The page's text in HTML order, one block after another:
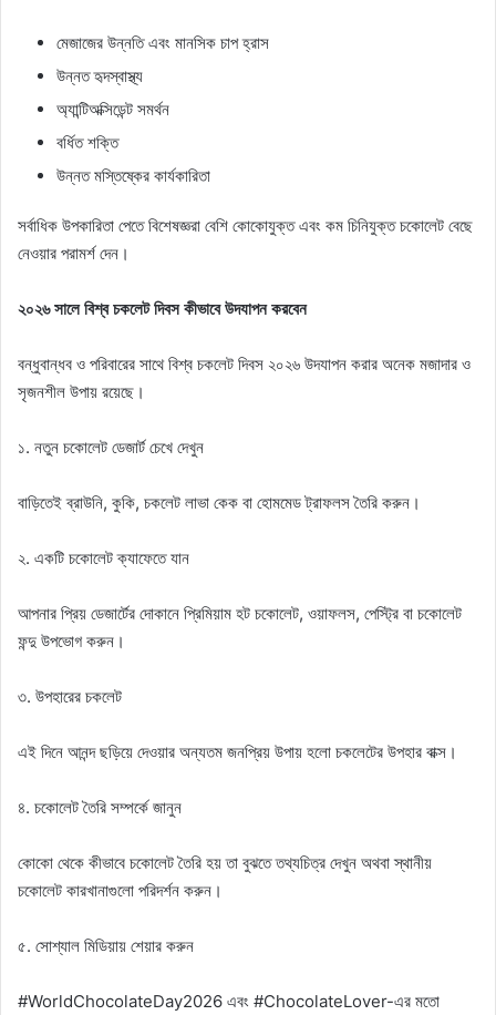
মেজাজের উন্নতি এবং মানসিক চাপ হ্রাস
উন্নত হৃদস্বাস্থ্য
অ্যান্টিঅক্সিডেন্ট সমর্থন
বর্ধিত শক্তি
উন্নত মস্তিষ্কের কার্যকারিতা
সর্বাধিক উপকারিতা পেতে বিশেষজ্ঞরা বেশি কোকোযুক্ত এবং কম চিনিযুক্ত চকোলেট বেছে
নেওয়ার পরামর্শ দেন।
২০২৬ সালে বিশ্ব চকলেট দিবস কীভাবে উদযাপন করবেন
বন্ধুবান্ধব ও পরিবারের সাথে বিশ্ব চকলেট দিবস ২০২৬ উদযাপন করার অনেক মজাদার ও
সৃজনশীল উপায় রয়েছে।
১. নতুন চকোলেট ডেজার্ট চেখে দেখুন
বাড়িতেই ব্রাউনি, কুকি, চকলেট লাভা কেক বা হোমমেড ট্রাফলস তৈরি করুন।
২. একটি চকোলেট ক্যাফেতে যান
আপনার প্রিয় ডেজার্টের দোকানে প্রিমিয়াম হট চকোলেট, ওয়াফলস, পেস্ট্রি বা চকোলেট
ফন্দু উপভোগ করুন।
৩. উপহারের চকলেট
এই দিনে আনন্দ ছড়িয়ে দেওয়ার অন্যতম জনপ্রিয় উপায় হলো চকলেটের উপহার বাক্স।
৪. চকোলেট তৈরি সম্পর্কে জানুন
কোকো থেকে কীভাবে চকোলেট তৈরি হয় তা বুঝতে তথ্যচিত্র দেখুন অথবা স্থানীয়
চকোলেট কারখানাগুলো পরিদর্শন করুন।
৫. সোশ্যাল মিডিয়ায় শেয়ার করুন
#WorldChocolateDay2026 এবং #ChocolateLover-এর মতো